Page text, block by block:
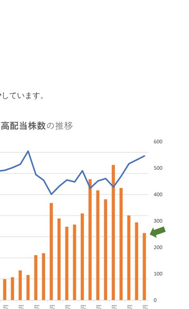
しています。